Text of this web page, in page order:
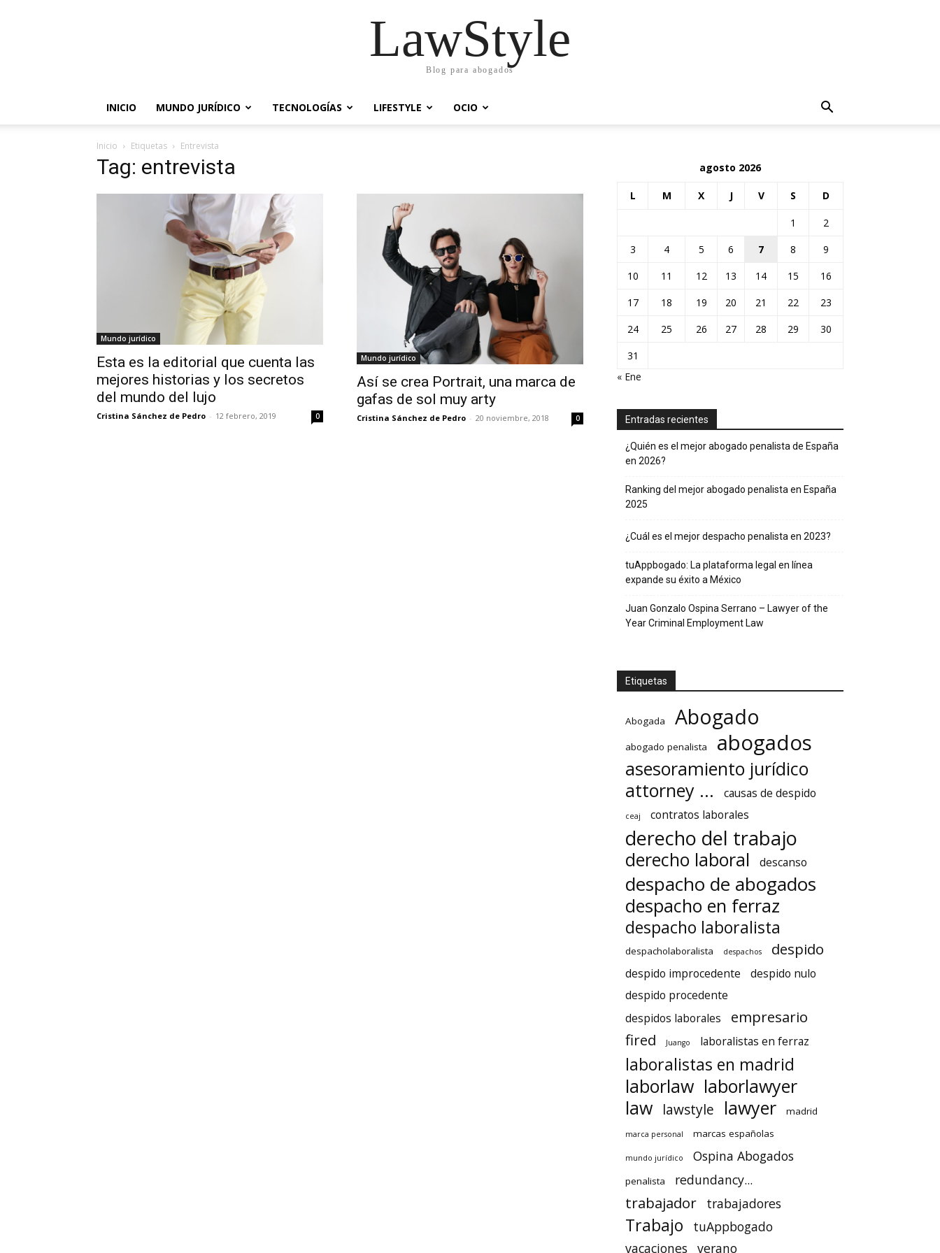
LawStyle
Blog para abogados
INICIO MUNDO JURÍDICO TECNOLOGÍAS LIFESTYLE OCIO
Inicio Etiquetas Entrevista
Tag: entrevista
Mundo jurídico
Esta es la editorial que cuenta las
mejores historias y los secretos
del mundo del lujo
Cristina Sánchez de Pedro - 12 febrero, 2019 0
Mundo jurídico
Así se crea Portrait, una marca de
gafas de sol muy arty
Cristina Sánchez de Pedro - 20 noviembre, 2018 0
agosto 2026
L M X J V S D
1
2
3
4 5 6 7 8
9
10
11 12 13 14 15
16
17
18 19 20 21 22
23
24
25 26 27 28 29
30
31
« Ene
Entradas recientes
¿Quién es el mejor abogado penalista de España
en 2026?
Ranking del mejor abogado penalista en España
2025
¿Cuál es el mejor despacho penalista en 2023?
tuAppbogado: La plataforma legal en línea
expande su éxito a México
Juan Gonzalo Ospina Serrano – Lawyer of the
Year Criminal Employment Law
Etiquetas
Abogada Abogado
abogado penalista abogados
asesoramiento jurídico
attorney ...
causas de despido
ceaj contratos laborales
derecho del trabajo
derecho laboral descanso
despacho de abogados
despacho en ferraz
despacho laboralista
despacholaboralista despachos despido
despido improcedente
despido nulo
despido procedente
despidos laborales
empresario
fired
Juango laboralistas en ferraz
laboralistas en madrid
laborlaw laborlawyer
law
lawstyle lawyer madrid
marca personal marcas españolas
mundo jurídico Ospina Abogados
penalista redundancy...
trabajador trabajadores
Trabajo
tuAppbogado
vacaciones
verano